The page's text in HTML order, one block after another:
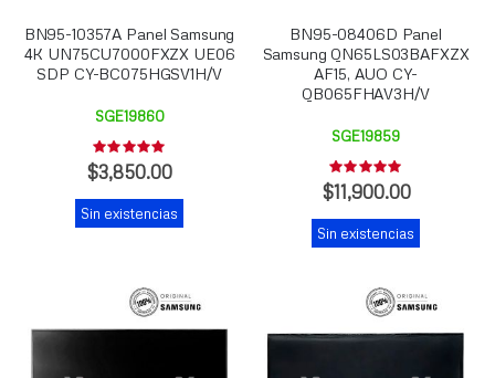
BN95-10357A Panel Samsung
4K UN75CU7000FXZX UE06
SDP CY-BC075HGSV1H/V
SGE19860
Rating:
0%
$3,850.00
Sin existencias
BN95-08406D Panel
Samsung QN65LS03BAFXZX
AF15, AUO CY-
QB065FHAV3H/V
SGE19859
Rating:
0%
$11,900.00
Sin existencias